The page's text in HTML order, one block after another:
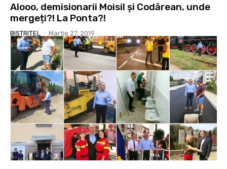
Alooo, demisionarii Moisil și Codărean, unde
mergeți?! La Ponta?!
BISTRIȚEL - Martie 27, 2019